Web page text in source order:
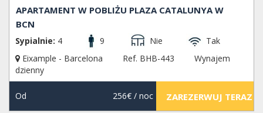
APARTAMENT W POBLIŻU PLAZA CATALUNYA W
BCN
Sypialnie: 4 9 Nie
Tak
Eixample - Barcelona
Ref. BHB-443
Wynajem
dzienny
Od 256€/ noc ZAREZERWUJ TERAZ